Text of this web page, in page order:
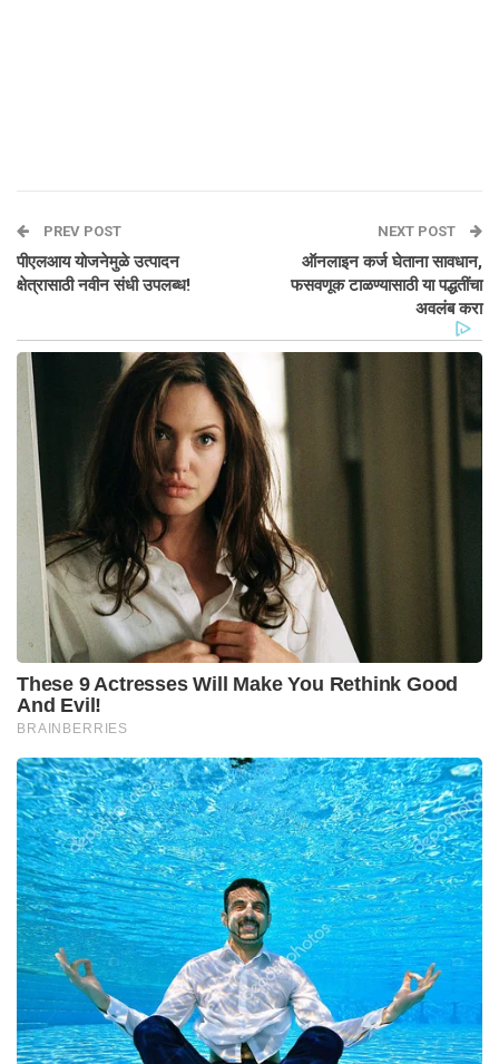
PREV POST
पीएलआय योजनेमुळे उत्पादन
क्षेत्रासाठी नवीन संधी उपलब्ध!
NEXT POST
ऑनलाइन कर्ज घेताना सावधान,
फसवणूक टाळण्यासाठी या पद्धतींचा
अवलंब करा